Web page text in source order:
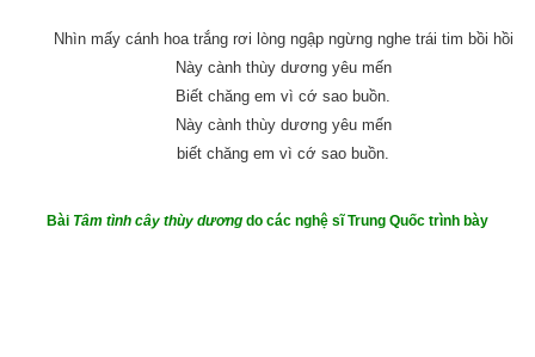
Nhìn mấy cánh hoa trắng rơi lòng ngập ngừng nghe trái tim bồi hồi
Này cành thùy dương yêu mến
Biết chăng em vì cớ sao buồn.
Này cành thùy dương yêu mến
biết chăng em vì cớ sao buồn.
Bài Tâm tình cây thùy dương do các nghệ sĩ Trung Quốc trình bày